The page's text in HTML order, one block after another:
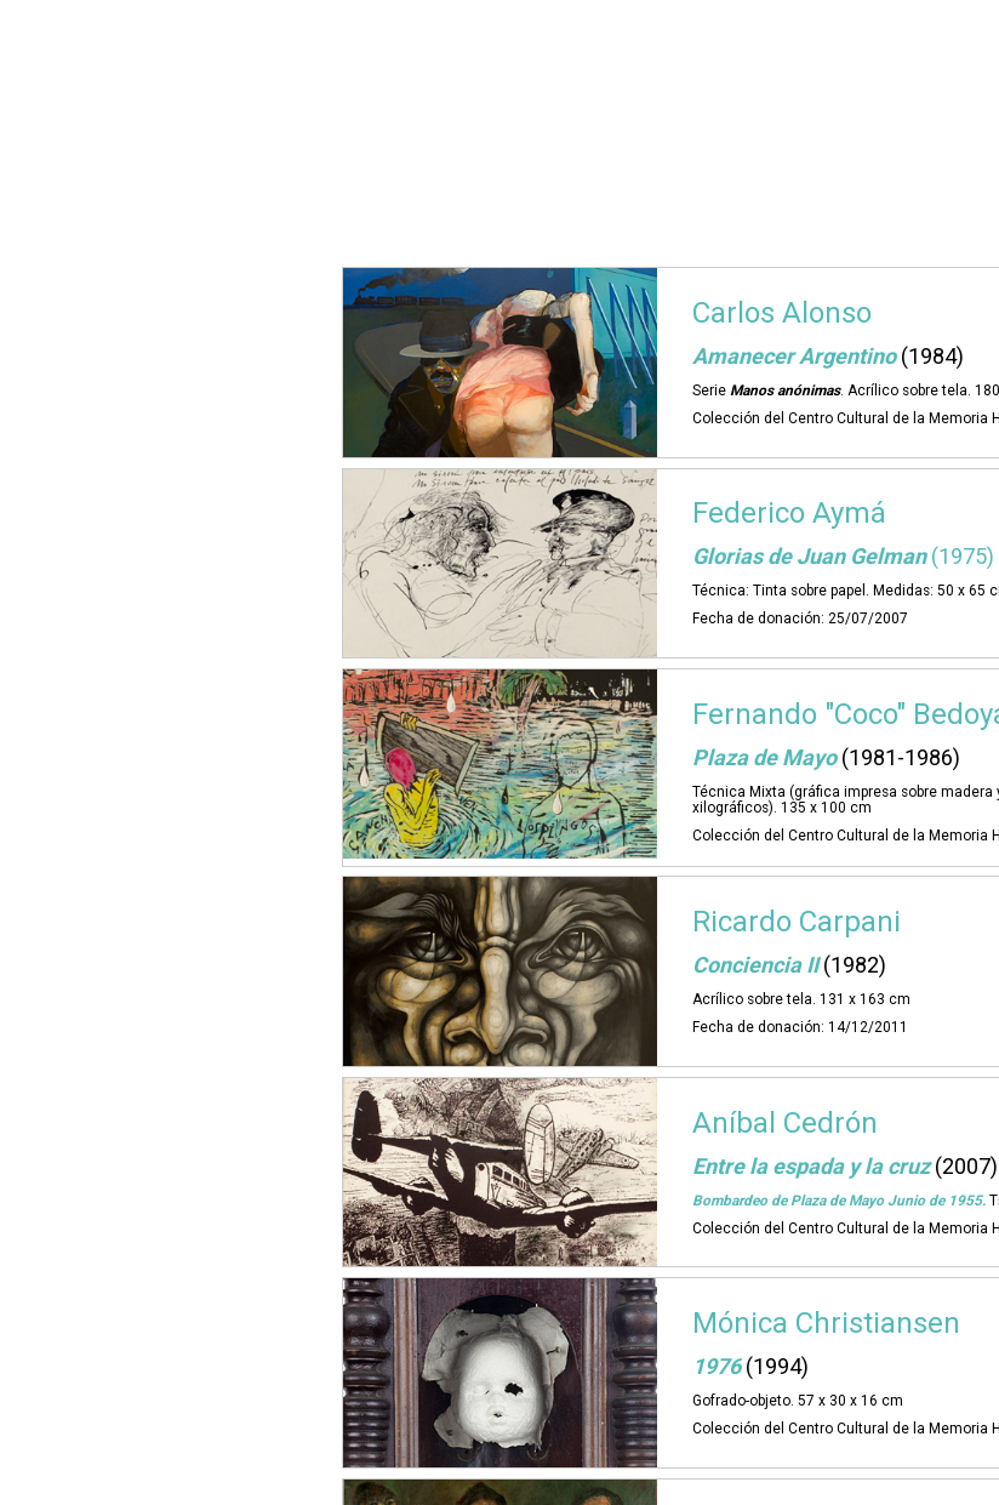
Carlos Alonso
Amanecer Argentino(1984)
SerieManos anónimas. Acrílico sobre tela.
Colección del Centro Cultural de la Memoria
Federico Aymá
Glorias de Juan Gelman(1975)
Técnica: Tinta sobre papel. Medidas: 50 x 65
Fecha de donación: 25/07/2007
Fernando "Coco"
Plaza de Mayo(1981-1986)
Técnica Mixta (gráfica impresa sobre
xilográficos). 135 x 100 cm
Colección del Centro Cultural de la Memoria
Ricardo Carpani
Conciencia II(1982)
Acrílico sobre tela. 131 x 163 cm
Fecha de donación: 14/12/2011
Aníbal Cedrón
Entre la espada y la cruz(2007)
Bombardeo de Plaza de Mayo Junio de 1955.
Colección del Centro Cultural de la Memoria
Mónica Christiansen
1976(1994)
Gofrado-objeto. 57 x 30 x 16 cm
Colección del Centro Cultural de la Memoria